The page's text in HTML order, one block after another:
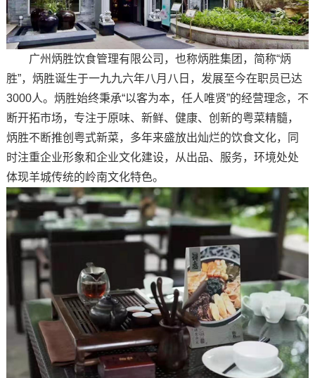
广州炳胜饮食管理有限公司，也称炳胜集团，简称“炳
胜”，炳胜诞生于一九九六年八月八日，发展至今在职员已达
3000人。炳胜始终秉承“以客为本，任人唯贤”的经营理念，不
断开拓市场，专注于原味、新鲜、健康、创新的粤菜精髓，
炳胜不断推创粤式新菜，多年来盛放出灿烂的饮食文化，同
时注重企业形象和企业文化建设，从出品、服务，环境处处
体现羊城传统的岭南文化特色。